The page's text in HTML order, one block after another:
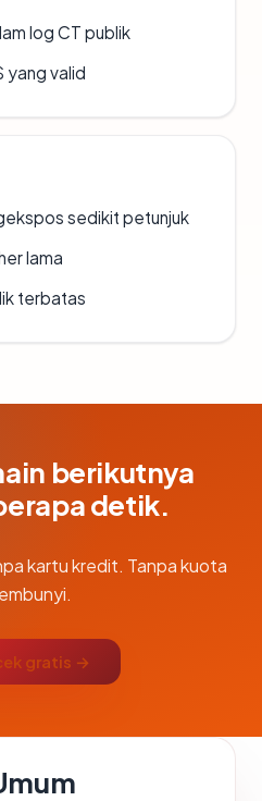
log CT publik
yang valid
sedikit petunjuk
lama
terbatas
berikutnya
detik.
kartu kredit. Tanpa kuota
gratis →